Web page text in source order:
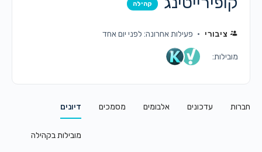
קהילה
ציבורי פעילות אחרונה: לפני יום אחד
מובילות:
חברות עדכונים אלבומים מסמכים דיונים
מובילות בקהילה